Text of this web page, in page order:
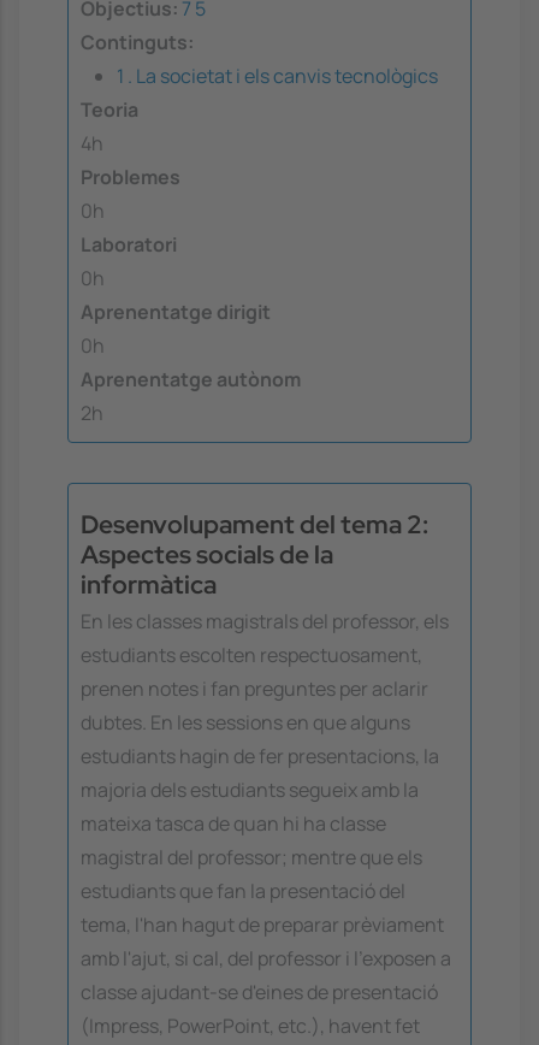
Objectius: 7 5
Continguts:
1 . La societat i els canvis tecnològics
Teoria
4h
Problemes
0h
Laboratori
0h
Aprenentatge dirigit
0h
Aprenentatge autònom
2h
Desenvolupament del tema 2:
Aspectes socials de la
informàtica
En les classes magistrals del professor, els
estudiants escolten respectuosament,
prenen notes i fan preguntes per aclarir
dubtes. En les sessions en que alguns
estudiants hagin de fer presentacions, la
majoria dels estudiants segueix amb la
mateixa tasca de quan hi ha classe
magistral del professor; mentre que els
estudiants que fan la presentació del
tema, l'han hagut de preparar prèviament
amb l'ajut, si cal, del professor i l'exposen a
classe ajudant-se d'eines de presentació
(Impress, PowerPoint, etc.), havent fet